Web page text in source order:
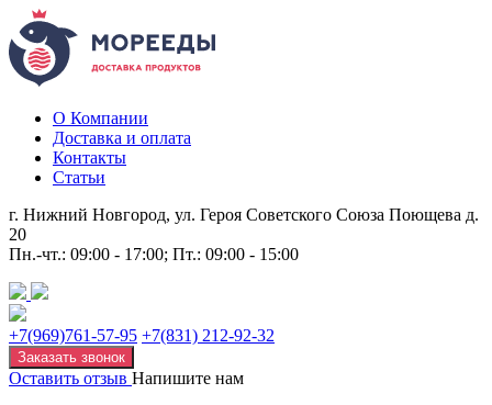
О Компании
Доставка и оплата
Контакты
Статьи
г. Нижний Новгород, ул. Героя Советского Союза Поющева д.
20
Пн.-чт.: 09:00 - 17:00; Пт.: 09:00 - 15:00
+7(969)761-57-95 +7(831) 212-92-32
Заказать звонок
Оставить отзыв Напишите нам